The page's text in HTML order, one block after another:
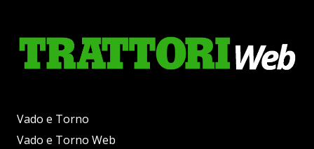
Vado e Torno
Vado e Torno Web